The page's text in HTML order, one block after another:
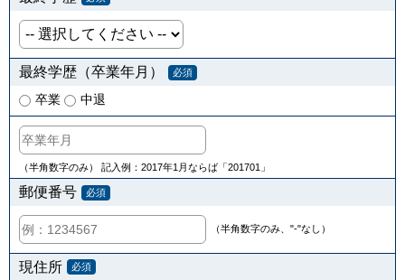
最終学歴（卒業年月） 必須
卒業 中退
（半角数字のみ） 記入例：2017年1月ならば「201701」
郵便番号 必須
（半角数字のみ、"-"なし）
現住所 必須